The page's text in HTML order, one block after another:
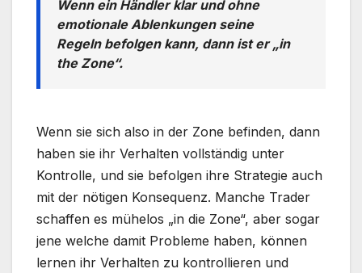
Wenn ein Händler klar und ohne
emotionale Ablenkungen seine
Regeln befolgen kann, dann ist er „in
the Zone“.
Wenn sie sich also in der Zone befinden, dann
haben sie ihr Verhalten vollständig unter
Kontrolle, und sie befolgen ihre Strategie auch
mit der nötigen Konsequenz. Manche Trader
schaffen es mühelos „in die Zone“, aber sogar
jene welche damit Probleme haben, können
lernen ihr Verhalten zu kontrollieren und